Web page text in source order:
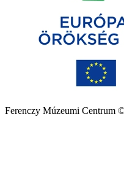
Ferenczy Múzeumi Centrum